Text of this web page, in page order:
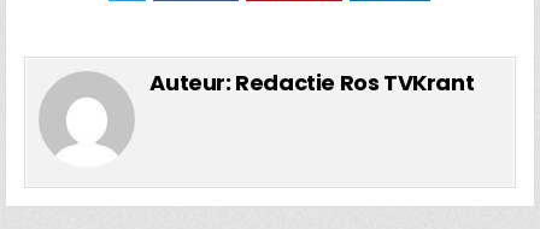
Auteur: Redactie Ros TVKrant